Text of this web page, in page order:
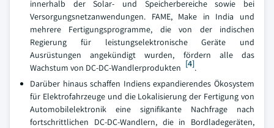
innerhalb der Solar- und Speicherbereiche sowie bei
Versorgungsnetzanwendungen. FAME, Make in India und
mehrere Fertigungsprogramme, die von der indischen
Regierung für leistungselektronische Geräte und
Ausrüstungen angekündigt wurden, fördern alle das
Wachstum von DC-DC-Wandlerprodukten [4].
Darüber hinaus schaffen Indiens expandierendes Ökosystem
für Elektrofahrzeuge und die Lokalisierung der Fertigung von
Automobilelektronik eine signifikante Nachfrage nach
fortschrittlichen DC-DC-Wandlern, die in Bordladegeräten,